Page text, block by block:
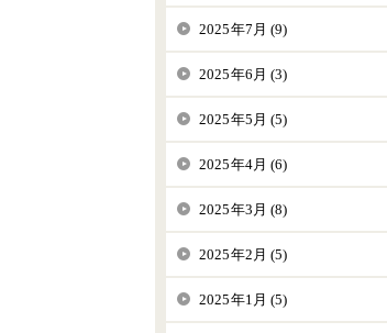
2025年7月 (9)
2025年6月 (3)
2025年5月 (5)
2025年4月 (6)
2025年3月 (8)
2025年2月 (5)
2025年1月 (5)